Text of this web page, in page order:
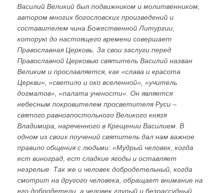
Василий Великий был подвижником и молитвенником,
автором многих богословских произведений и
составителем чина Божественной Литургии,
которую до настоящего времени совершает
Православная Церковь. За свои заслуги перед
Православной Церковью святитель Василий назван
Великим и прославляется, как «слава и красота
Церкви», «светило и око вселенной», «учитель
догматов», «палата учености». Он является
небесным покровителем просветителя Руси –
святого равноапостольного Великого князя
Владимира, нареченного в Крещении Василием. В
одном из своих поучений святитель дал нам важное
правило общения с людьми: «Мудрый человек, когда
ест виноград, ест сладкие ягоды и оставляет
незрелые. Так же и человек добродетельный, когда
смотрит на другого человека, обращает внимание на
его добродетели, а человек глупый и безрассудный